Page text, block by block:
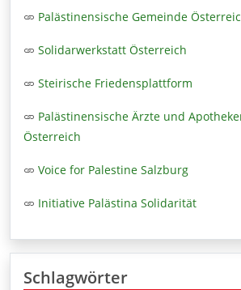
Palästinensische Gemeinde
Solidarwerkstatt Österreich
Steirische Friedensplattform
Palästinensische Ärzte und
Österreich
Voice for Palestine Salzburg
Initiative Palästina Solidarität
Schlagwörter